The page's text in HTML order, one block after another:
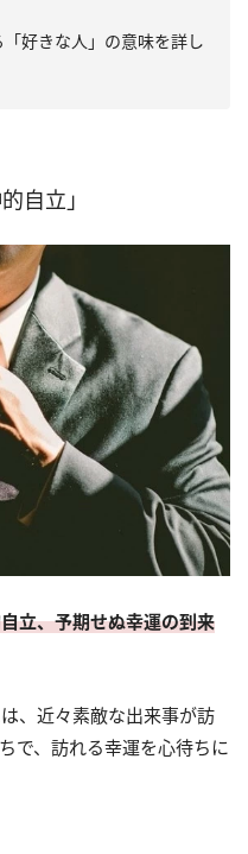
好きな人」の意味を詳し
自立」
立、予期せぬ幸運の到来
、近々素敵な出来事が訪
で、訪れる幸運を心待ちに